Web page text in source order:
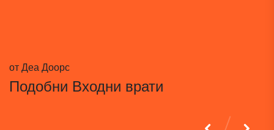
от Деа Доорс
Подобни Входни врати